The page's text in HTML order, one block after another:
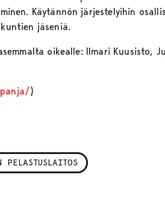
Käytännön järjestelyihin
jäseniä.
oikealle: Ilmari Kuusisto,
)
PELASTUSLAITOS